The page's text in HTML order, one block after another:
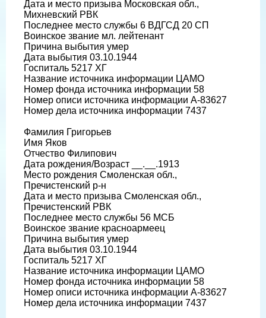
Дата и место призыва Московская обл.,
Михневский РВК
Последнее место службы 6 ВДГСД 20 СП
Воинское звание мл. лейтенант
Причина выбытия умер
Дата выбытия 03.10.1944
Госпиталь 5217 ХГ
Название источника информации ЦАМО
Номер фонда источника информации 58
Номер описи источника информации А-83627
Номер дела источника информации 7437
Фамилия Григорьев
Имя Яков
Отчество Филипович
Дата рождения/Возраст __.__.1913
Место рождения Смоленская обл.,
Пречистенский р-н
Дата и место призыва Смоленская обл.,
Пречистенский РВК
Последнее место службы 56 МСБ
Воинское звание красноармеец
Причина выбытия умер
Дата выбытия 03.10.1944
Госпиталь 5217 ХГ
Название источника информации ЦАМО
Номер фонда источника информации 58
Номер описи источника информации А-83627
Номер дела источника информации 7437